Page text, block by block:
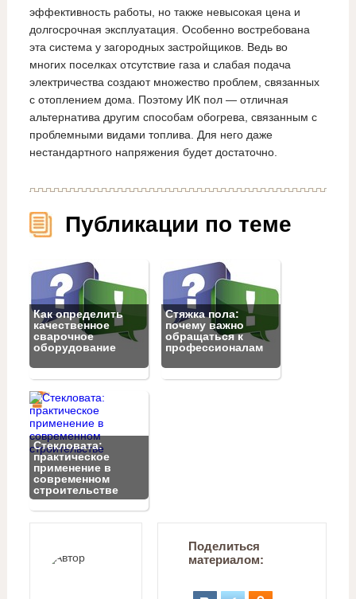
эффективность работы, но также невысокая цена и
долгосрочная эксплуатация. Особенно востребована
эта система у загородных застройщиков. Ведь во
многих поселках отсутствие газа и слабая подача
электричества создают множество проблем, связанных
с отоплением дома. Поэтому ИК пол — отличная
альтернатива другим способам обогрева, связанным с
проблемными видами топлива. Для него даже
нестандартного напряжения будет достаточно.
Публикации по теме
Как определить
качественное
сварочное
оборудование
Стяжка пола:
почему важно
обращаться к
профессионалам
Стекловата:
практическое
применение в
современном
строительстве
Поделиться
материалом: